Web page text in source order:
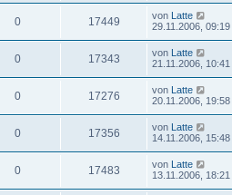
0 17449 von Latte
29.11.2006, 09:19
0 17343 von Latte
21.11.2006, 10:41
0 17276 von Latte
20.11.2006, 19:58
0 17356 von Latte
14.11.2006, 15:48
0 17483 von Latte
13.11.2006, 18:21